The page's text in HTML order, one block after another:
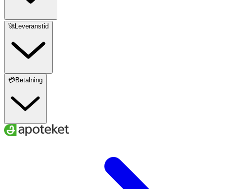
🚀Leveranstid
💳Betalning